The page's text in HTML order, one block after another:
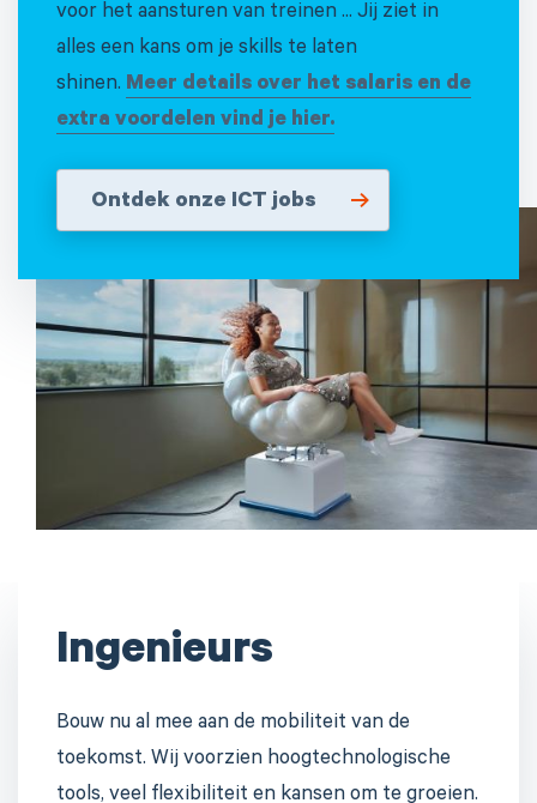
voor het aansturen van treinen ... Jij ziet in
alles een kans om je skills te laten
shinen. Meer details over het salaris en de
extra voordelen vind je hier.
Ontdek onze ICT jobs
Ingenieurs
Bouw nu al mee aan de mobiliteit van de
toekomst. Wij voorzien hoogtechnologische
tools, veel flexibiliteit en kansen om te groeien.